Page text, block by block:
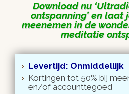
Download nu
ontspanning en laat
meenemen in de
meditatie
Levertijd: Onmiddellijk
Kortingen tot 50% bij
en/of accounttegoed